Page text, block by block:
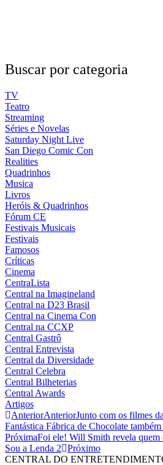
Buscar por categoria
TV
Teatro
Streaming
Séries e Novelas
Saturday Night Live
San Diego Comic Con
Realities
Quadrinhos
Musica
Livros
Heróis & Quadrinhos
Fórum CE
Festivais Musicais
Festivais
Famosos
Críticas
Cinema
CentraLista
Central na Imagineland
Central na D23 Brasil
Central na Cinema Con
Central na CCXP
Central Gastrô
Central Entrevista
Central da Diversidade
Central Celebra
Central Bilheterias
Central Awards
Artigos
AnteriorAnteriorJunto com os filmes
Fantástica Fábrica de Chocolate
PróximaFoi ele! Will Smith revela quem
Sou a Lenda 2
Próximo
CENTRAL DO